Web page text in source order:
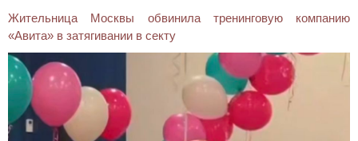
Жительница Москвы обвинила тренинговую компанию
«Авита» в затягивании в секту